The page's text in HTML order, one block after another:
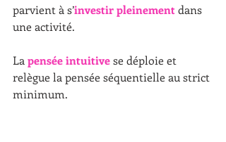
parvient à s’investir pleinement dans
une activité.
La pensée intuitive se déploie et
relègue la pensée séquentielle au strict
minimum.